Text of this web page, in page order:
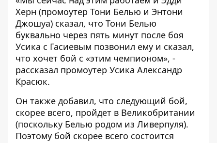
Херн (промоутер Тони Белью и Энтони
Джошуа) сказал, что Тони Белью
буквально через пять минут после боя
Усика с Гасиевым позвонил ему и сказал,
что хочет бой с «этим чемпионом», -
рассказал промоутер Усика Александр
Красюк.
Он также добавил, что следующий бой,
скорее всего, пройдет в Великобритании
(поскольку Белью родом из Ливерпуля).
Поэтому бой скорее всего состоится